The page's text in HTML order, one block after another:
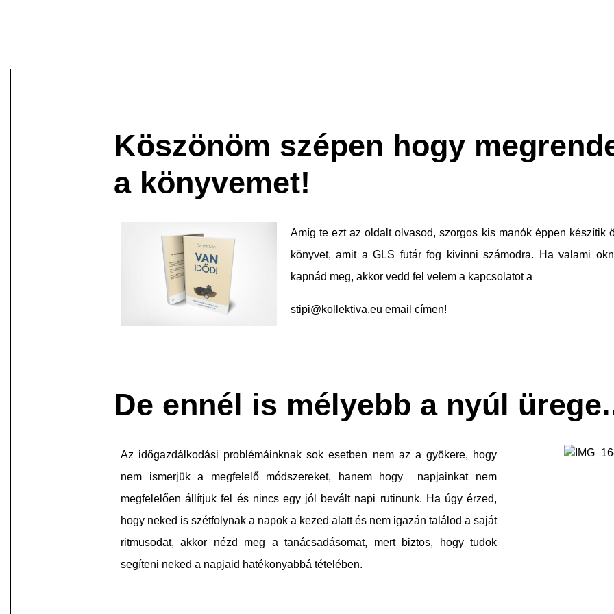
Köszönöm szépen hogy
a könyvemet!
Amíg te ezt az oldalt olvasod, szorgos kis manók éppen készítik
könyvet, amit a GLS futár fog kivinni számodra. Ha valami
kapnád meg, akkor vedd fel velem a kapcsolatot a
stipi@kollektiva.eu email címen!
De ennél is mélyebb a nyúl
Az időgazdálkodási problémáinknak sok esetben nem az a gyökere, hogy
nem ismerjük a megfelelő módszereket, hanem hogy napjainkat nem
megfelelően állítjuk fel és nincs egy jól bevált napi rutinunk. Ha úgy érzed,
hogy neked is szétfolynak a napok a kezed alatt és nem igazán találod a saját
ritmusodat, akkor nézd meg a tanácsadásomat, mert biztos, hogy tudok
segíteni neked a napjaid hatékonyabbá tételében.